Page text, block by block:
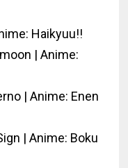
Haikyuu!!
| Anime:
| Anime: Enen
| Anime: Boku